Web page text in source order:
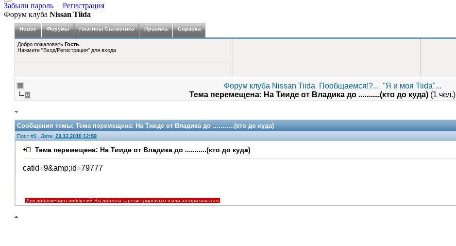
Забыли пароль | Регистрация
Форум клуба Nissan Tiida
Новое Форумы Плагины Статистика Правила Справка
Добро пожаловать Гость
Нажмите "Вход/Регистрация" для входа
Форум клуба Nissan Tiida Пообщаемся!?... "Я и моя Tiida"...
Тема перемещена: На Тииде от Владика до ...........(кто до куда) (1 чел.)
Сообщения темы:Тема перемещена: На Тииде от Владика до ...........(кто до куда)
Пост #1 Дата: 23.12.2010 12:59
Тема перемещена: На Тииде от Владика до ...........(кто до куда)
catid=9&amp;id=79777
Для добавления сообщений Вы должны зарегистрироваться или авторизоваться